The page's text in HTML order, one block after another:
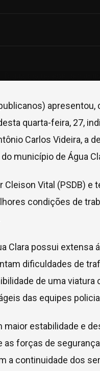
quarta-feira, 27,
Carlos Videira, a
município de Água
Vital (PSDB)
condições de
Clara possui extensa
dificuldades de
de uma
das equipes
estabilidade e
as forças de
a continuidade dos